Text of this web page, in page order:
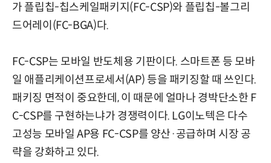
가 플립칩-칩스케일패키지(FC-CSP)와 플립칩-볼그리
드어레이(FC-BGA)다.
FC-CSP는 모바일 반도체용 기판이다. 스마트폰 등 모바
일 애플리케이션프로세서(AP) 등을 패키징할 때 쓰인다.
패키징 면적이 중요한데, 이 때문에 얼마나 경박단소한 F
C-CSP를 구현하는냐가 경쟁력이다. LG이노텍은 다수
고성능 모바일 AP용 FC-CSP를 양산·공급하며 시장 공
략을 강화하고 있다.